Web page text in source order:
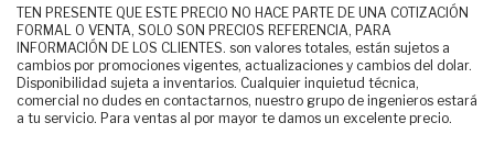
TEN PRESENTE QUE ESTE PRECIO NO HACE PARTE DE UNA COTIZACIÓN
FORMAL O VENTA, SOLO SON PRECIOS REFERENCIA, PARA
INFORMACIÓN DE LOS CLIENTES. son valores totales, están sujetos a
cambios por promociones vigentes, actualizaciones y cambios del dolar.
Disponibilidad sujeta a inventarios. Cualquier inquietud técnica,
comercial no dudes en contactarnos, nuestro grupo de ingenieros estará
a tu servicio. Para ventas al por mayor te damos un excelente precio.